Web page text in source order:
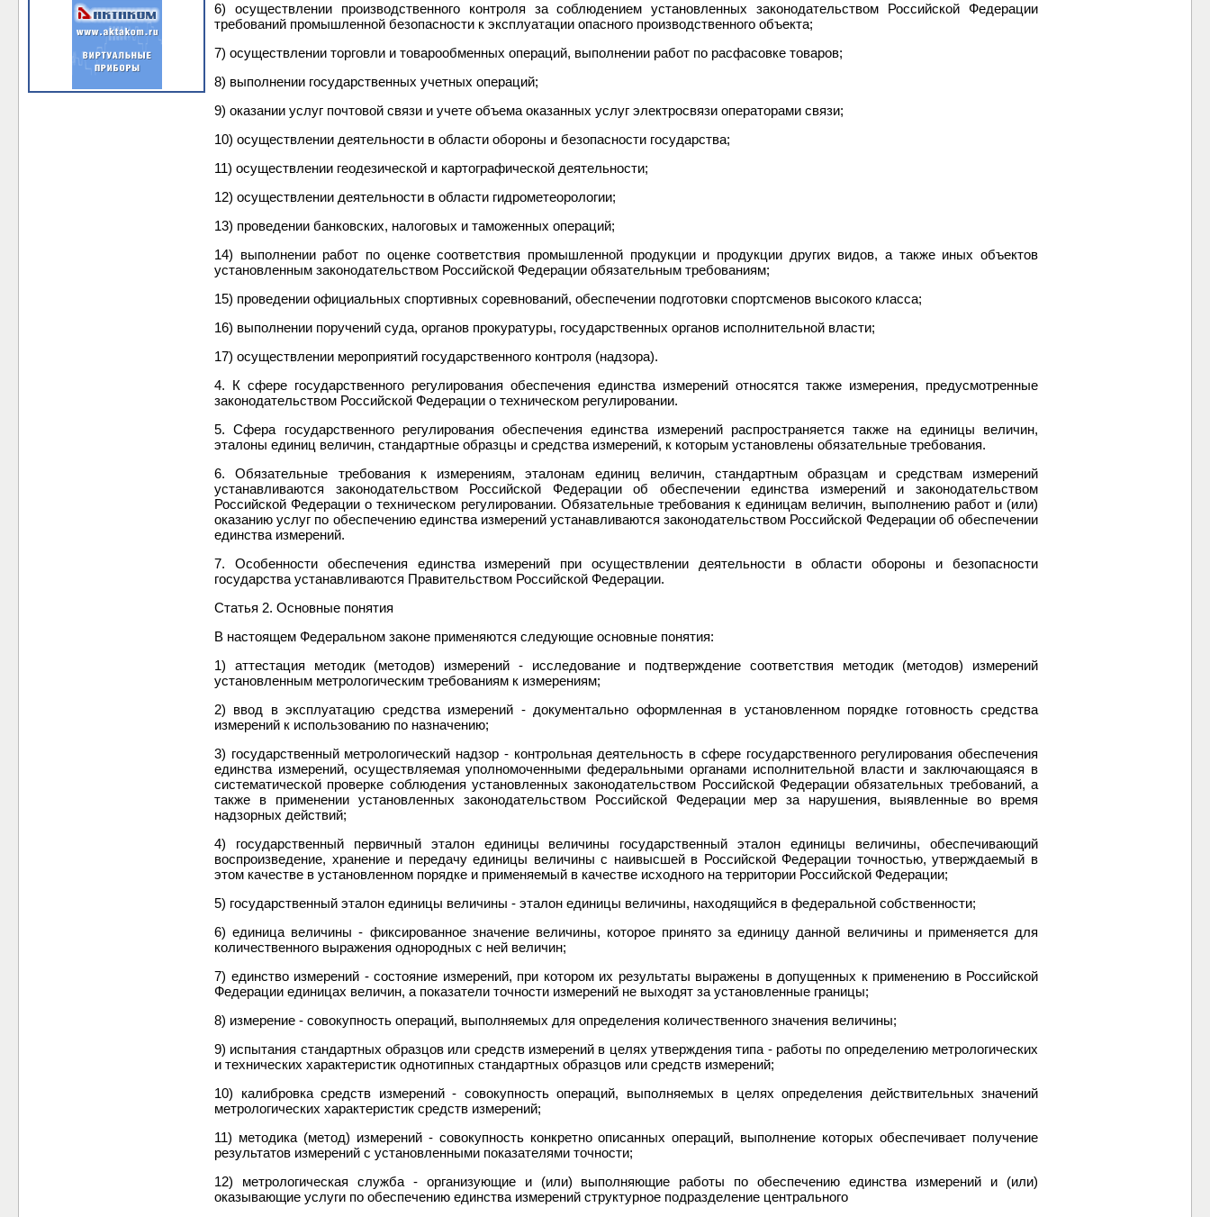
6) осуществлении производственного контроля за соблюдением установленных законодательством Российской Федерации
требований промышленной безопасности к эксплуатации опасного производственного объекта;
7) осуществлении торговли и товарообменных операций, выполнении работ по расфасовке товаров;
8) выполнении государственных учетных операций;
9) оказании услуг почтовой связи и учете объема оказанных услуг электросвязи операторами связи;
10) осуществлении деятельности в области обороны и безопасности государства;
11) осуществлении геодезической и картографической деятельности;
12) осуществлении деятельности в области гидрометеорологии;
13) проведении банковских, налоговых и таможенных операций;
14) выполнении работ по оценке соответствия промышленной продукции и продукции других видов, а также иных объектов
установленным законодательством Российской Федерации обязательным требованиям;
15) проведении официальных спортивных соревнований, обеспечении подготовки спортсменов высокого класса;
16) выполнении поручений суда, органов прокуратуры, государственных органов исполнительной власти;
17) осуществлении мероприятий государственного контроля (надзора).
4. К сфере государственного регулирования обеспечения единства измерений относятся также измерения, предусмотренные
законодательством Российской Федерации о техническом регулировании.
5. Сфера государственного регулирования обеспечения единства измерений распространяется также на единицы величин,
эталоны единиц величин, стандартные образцы и средства измерений, к которым установлены обязательные требования.
6. Обязательные требования к измерениям, эталонам единиц величин, стандартным образцам и средствам измерений
устанавливаются законодательством Российской Федерации об обеспечении единства измерений и законодательством
Российской Федерации о техническом регулировании. Обязательные требования к единицам величин, выполнению работ и (или)
оказанию услуг по обеспечению единства измерений устанавливаются законодательством Российской Федерации об обеспечении
единства измерений.
7. Особенности обеспечения единства измерений при осуществлении деятельности в области обороны и безопасности
государства устанавливаются Правительством Российской Федерации.
Статья 2. Основные понятия
В настоящем Федеральном законе применяются следующие основные понятия:
1) аттестация методик (методов) измерений - исследование и подтверждение соответствия методик (методов) измерений
установленным метрологическим требованиям к измерениям;
2) ввод в эксплуатацию средства измерений - документально оформленная в установленном порядке готовность средства
измерений к использованию по назначению;
3) государственный метрологический надзор - контрольная деятельность в сфере государственного регулирования обеспечения
единства измерений, осуществляемая уполномоченными федеральными органами исполнительной власти и заключающаяся в
систематической проверке соблюдения установленных законодательством Российской Федерации обязательных требований, а
также в применении установленных законодательством Российской Федерации мер за нарушения, выявленные во время
надзорных действий;
4) государственный первичный эталон единицы величины государственный эталон единицы величины, обеспечивающий
воспроизведение, хранение и передачу единицы величины с наивысшей в Российской Федерации точностью, утверждаемый в
этом качестве в установленном порядке и применяемый в качестве исходного на территории Российской Федерации;
5) государственный эталон единицы величины - эталон единицы величины, находящийся в федеральной собственности;
6) единица величины - фиксированное значение величины, которое принято за единицу данной величины и применяется для
количественного выражения однородных с ней величин;
7) единство измерений - состояние измерений, при котором их результаты выражены в допущенных к применению в Российской
Федерации единицах величин, а показатели точности измерений не выходят за установленные границы;
8) измерение - совокупность операций, выполняемых для определения количественного значения величины;
9) испытания стандартных образцов или средств измерений в целях утверждения типа - работы по определению метрологических
и технических характеристик однотипных стандартных образцов или средств измерений;
10) калибровка средств измерений - совокупность операций, выполняемых в целях определения действительных значений
метрологических характеристик средств измерений;
11) методика (метод) измерений - совокупность конкретно описанных операций, выполнение которых обеспечивает получение
результатов измерений с установленными показателями точности;
12) метрологическая служба - организующие и (или) выполняющие работы по обеспечению единства измерений и (или)
оказывающие услуги по обеспечению единства измерений структурное подразделение центрального